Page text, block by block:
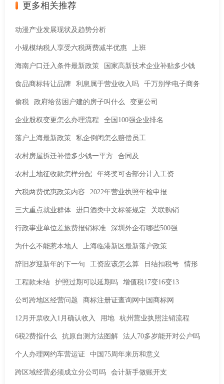
更多相关推荐
动漫产业发展现状及趋势分析
小规模纳税人享受六税两费减半优惠 上班
海南户口迁入条件最新政策 国家高新技术企业补贴多少钱
食品商标转让品牌 利息属于营业收入吗 千万别学电子商务
偷税 政府给贫困户建的房子叫什么 变更公司
企业股权变更怎么办理流程 全国100强企业排名
落户上海最新政策 私企倒闭怎么赔偿员工
农村房屋拆迁补偿多少钱一平方 合同及
农村土地征收款怎样分配 年终奖可否部分计入工资
六税两费优惠政策内容 2022年营业执照年检申报
三大重点就业群体 进口酒类中文标签规定 关联购销
行政事业单位差旅费报销标准 深圳外企有哪些500强
为什么不能惹本地人 上海临港新区最新落户政策
辞旧岁迎新年的下一句 工资应该怎么算 日结扣税号 情形
工程款未结 护照过期可以延期吗 增值税17变16变13
公司跨地区经营问题 商标注册证查询网中国商标网
12月开票收入1月确认收入 用地 杭州营业执照注销流程
6税2费指什么 抗原自测方法图解 法人70多岁能开对公户吗
个人办理网约车营运证 中国75周年来历和意义
跨区域经营必须成立分公司吗 会计新手做账开支